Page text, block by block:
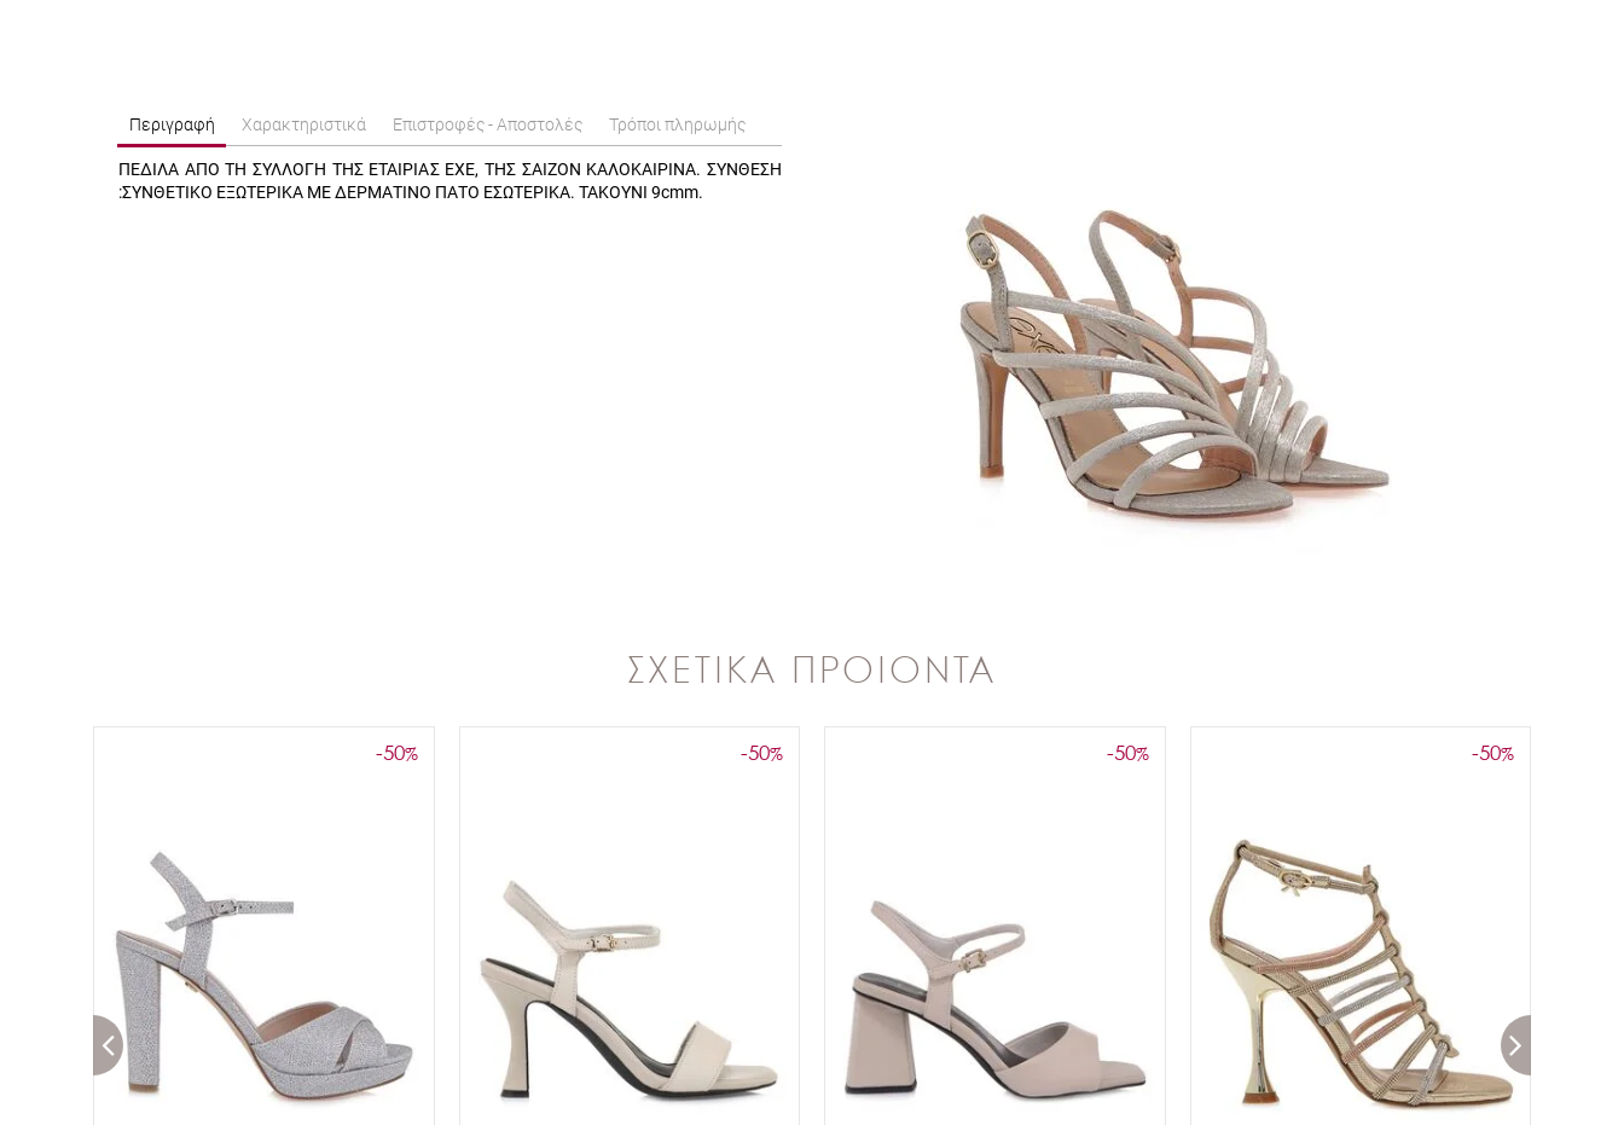
Περιγραφή Χαρακτηριστικά Επιστροφές - Αποστολές Τρόποι πληρωμής
ΠΕΔΙΛΑ ΑΠΟ ΤΗ ΣΥΛΛΟΓΗ ΤΗΣ ΕΤΑΙΡΙΑΣ EXE, ΤΗΣ ΣΑΙΖΟΝ ΚΑΛΟΚΑΙΡΙΝΑ. ΣΥΝΘΕΣΗ
:ΣΥΝΘΕΤΙΚΟ ΕΞΩΤΕΡΙΚΑ ΜΕ ΔΕΡΜΑΤΙΝΟ ΠΑΤΟ ΕΣΩΤΕΡΙΚΑ. ΤΑΚΟΥΝΙ 9cmm.
ΣΧΕΤΙΚΑ ΠΡΟΙΟΝΤΑ
-50% -50% -50% -50%